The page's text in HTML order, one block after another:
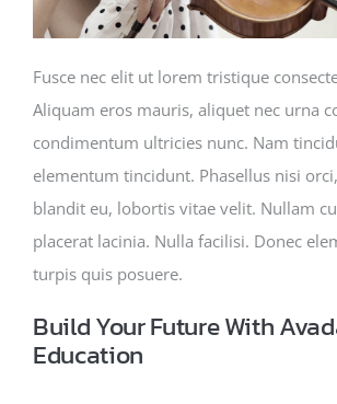
Fusce nec elit ut lorem tristique
Aliquam eros mauris, aliquet nec urna
condimentum ultricies nunc. Nam
elementum tincidunt. Phasellus nisi
blandit eu, lobortis vitae velit. Nullam
placerat lacinia. Nulla facilisi. Donec
turpis quis posuere.
Build Your Future With
Education